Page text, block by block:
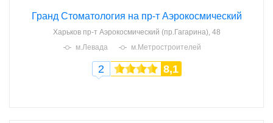
Гранд Стоматология на пр-т Аэрокосмический
Харьков пр-т Аэрокосмический (пр.Гагарина), 48
м.Левада
м.Метростроителей
2 8,1